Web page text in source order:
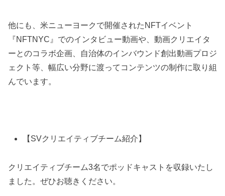
他にも、米ニューヨークで開催されたNFTイベント
『NFTNYC』でのインタビュー動画や、動画クリエイタ
ーとのコラボ企画、自治体のインバウンド創出動画プロジ
ェクト等、幅広い分野に渡ってコンテンツの制作に取り組
んでいます。
【SVクリエイティブチーム紹介】
クリエイティブチーム3名でポッドキャストを収録いたし
ました。ぜひお聴きください。